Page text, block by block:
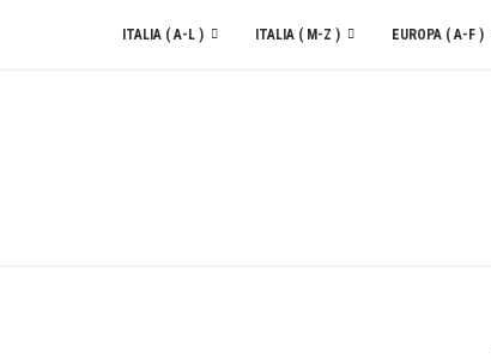
ITALIA ( A-L ) ITALIA ( M-Z ) EUROPA ( A-F )